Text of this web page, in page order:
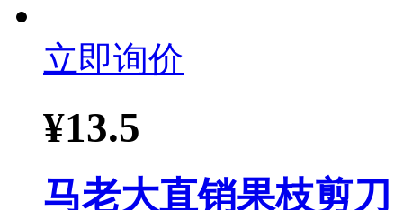
立即询价
¥13.5
马老大直销果枝剪